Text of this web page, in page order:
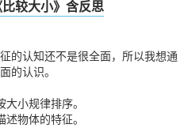
较大小》含反思
认知还不是很全面，所以我想通
的认识。
小规律排序。
物体的特征。